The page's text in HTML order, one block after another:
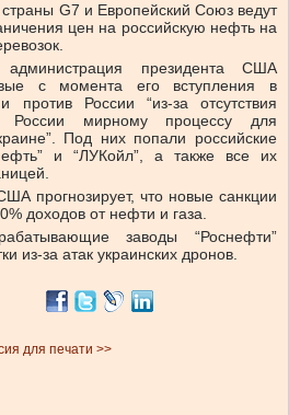
страны G7 и Европейский Союз ведут
цен на российскую нефть на
президента США
с момента его вступления в
против России “из-за отсутствия
России мирному процессу для
Под них попали российские
и “ЛУКойл”, а также все их
прогнозирует, что новые санкции
доходов от нефти и газа.
заводы “Роснефти”
из-за атак украинских дронов.
для печати >>